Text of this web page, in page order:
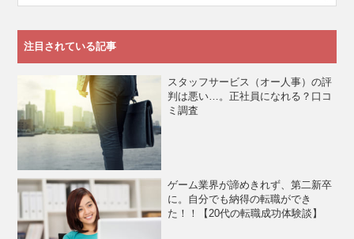
注目されている記事
スタッフサービス（オー人事）の評
判は悪い…。正社員になれる？口コ
ミ調査
ゲーム業界が諦めきれず、第二新卒
に。自分でも納得の転職ができ
た！！【20代の転職成功体験談】